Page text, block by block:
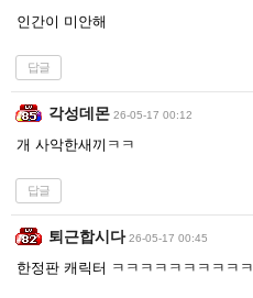
인간이 미안해
답글
각성데몬 26-05-17 00:12
개 사악한새끼ㅋㅋ
답글
퇴근합시다 26-05-17 00:45
한정판 캐릭터 ㅋㅋㅋㅋㅋㅋㅋㅋㅋㅋ